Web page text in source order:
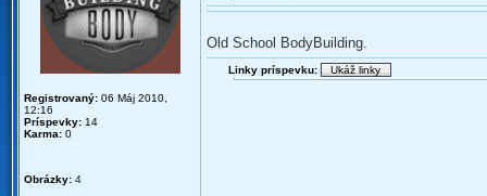
Registrovaný: 06 Máj 2010,
12:16
Príspevky: 14
Karma: 0
Obrázky: 4
Old School BodyBuilding.
Linky príspevku: